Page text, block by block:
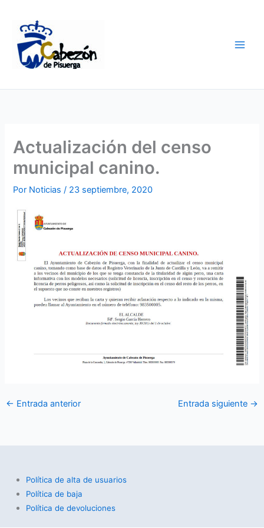
contenido
Actualización del censo
municipal canino.
Por Noticias/ 23 septiembre, 2020
← Entrada anterior Entrada siguiente →
Política de alta de usuarios
Política de baja
Política de devoluciones